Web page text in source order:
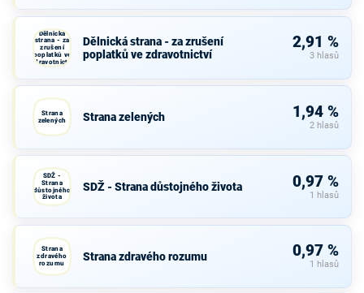
Dělnická
strana - za
zrušení
poplatků ve
zdravotnictví
Dělnická strana - za zrušení
poplatků ve zdravotnictví
2,91 %
3 hlasů
Strana
zelených
Strana zelených 1,94 %
2 hlasů
SDŽ -
Strana
důstojného
života
SDŽ - Strana důstojného života 0,97 %
1 hlasů
Strana
zdravého
rozumu
Strana zdravého rozumu 0,97 %
1 hlasů